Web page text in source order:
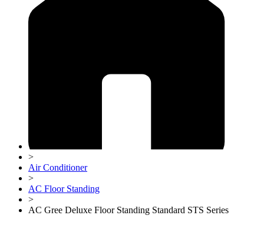
>
Air Conditioner
>
AC Floor Standing
>
AC Gree Deluxe Floor Standing Standard STS Series